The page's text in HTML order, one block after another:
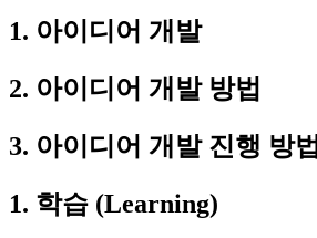
1. 아이디어 개발
2. 아이디어 개발 방법
3. 아이디어 개발 진행 방법
1. 학습 (Learning)